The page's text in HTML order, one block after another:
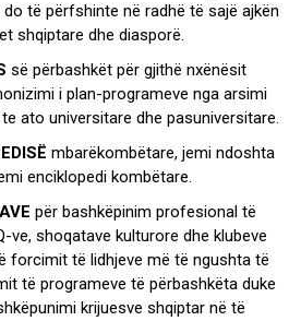
të përfshinte në radhë të sajë ajkën
shqiptare dhe diasporë.
së përbashkët për gjithë nxënësit
i plan-programeve nga arsimi
ato universitare dhe pasuniversitare.
mbarëkombëtare, jemi ndoshta
enciklopedi kombëtare.
për bashkëpinim profesional të
ve, shoqatave kulturore dhe klubeve
forcimit të lidhjeve më të ngushta të
të programeve të përbashkëta duke
krijuesve shqiptar në të